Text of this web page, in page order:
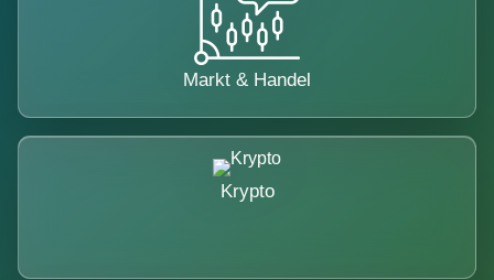
Markt & Handel
Krypto